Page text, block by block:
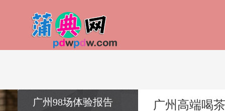
广州98场体验报告 广州高端喝